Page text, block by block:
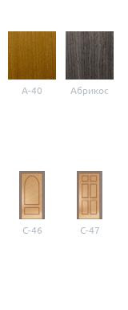
A-40 Абрикос
С-46 С-47